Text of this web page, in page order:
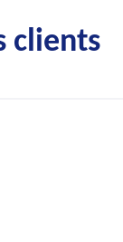
clients